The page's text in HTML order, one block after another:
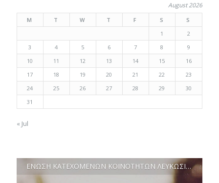
August 2026
M T W T F S
S
1
2
3
4 5 6 7 8
9
10
11 12 13 14 15
16
17
18 19 20 21 22
23
24
25 26 27 28 29
30
31
« Jul
ΕΝΩΣΗ ΚΑΤΕΧΟΜΕΝΩΝ ΚΟΙΝΟΤΗΤΩΝ ΛΕΥΚΩΣΙΑΣ